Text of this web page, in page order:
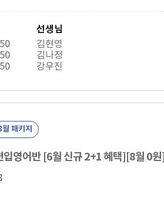
선생님
김현영
김나정
강우진
패키지
입영어반 [6월 신규 2+1 혜택][8월 0원]